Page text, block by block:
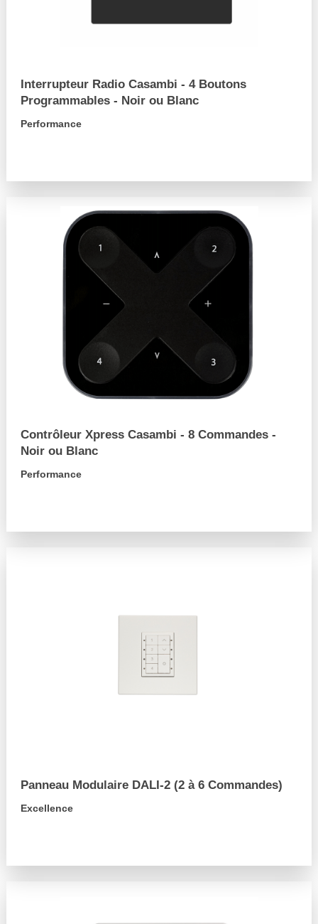
Interrupteur Radio Casambi - 4 Boutons
Programmables - Noir ou Blanc
Performance
Contrôleur Xpress Casambi - 8 Commandes -
Noir ou Blanc
Performance
Panneau Modulaire DALI-2 (2 à 6 Commandes)
Excellence